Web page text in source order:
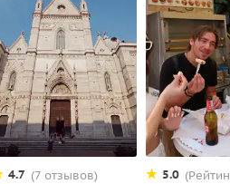
4.7 (7 отзывов) 5.0